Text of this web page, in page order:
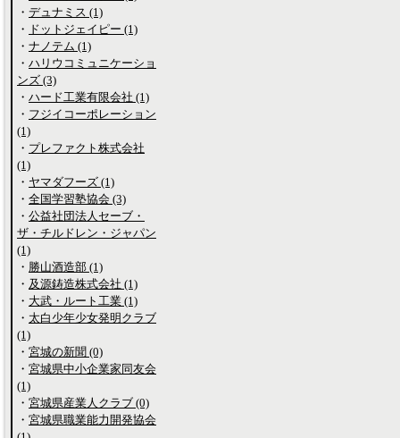
・ デュナミス (1)
・ ドットジェイピー (1)
・ ナノテム (1)
・ ハリウコミュニケーショ
ンズ (3)
・ ハード工業有限会社 (1)
・ フジイコーポレーション
(1)
・ プレファクト株式会社
(1)
・ ヤマダフーズ (1)
・ 全国学習塾協会 (3)
・ 公益社団法人セーブ・
ザ・チルドレン・ジャパン
(1)
・ 勝山酒造部 (1)
・ 及源鋳造株式会社 (1)
・ 大武・ルート工業 (1)
・ 太白少年少女発明クラブ
(1)
・ 宮城の新聞 (0)
・ 宮城県中小企業家同友会
(1)
・ 宮城県産業人クラブ (0)
・ 宮城県職業能力開発協会